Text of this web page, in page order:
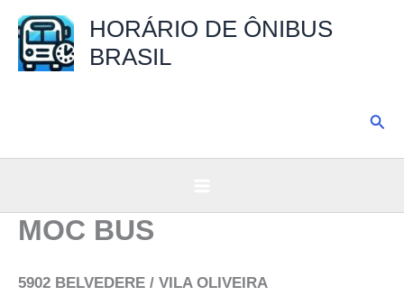
para
HORÁRIO DE ÔNIBUS
BRASIL
MOC BUS
5902 BELVEDERE / VILA OLIVEIRA